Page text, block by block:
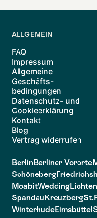
ALLGEMEIN
FAQ
Impressum
Allgemeine
Geschäfts-
bedingungen
Datenschutz- und
Cookieerklärung
Kontakt
Blog
Vertrag widerrufen
BerlinBerliner Vororte
Schöneberg
MoabitWedding
SpandauKreuzberg
WinterhudeEimsbüttel